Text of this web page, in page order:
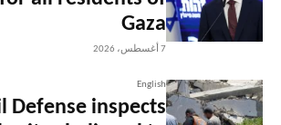
Gaza
7 أغسطس، 2026
English
Defense inspects